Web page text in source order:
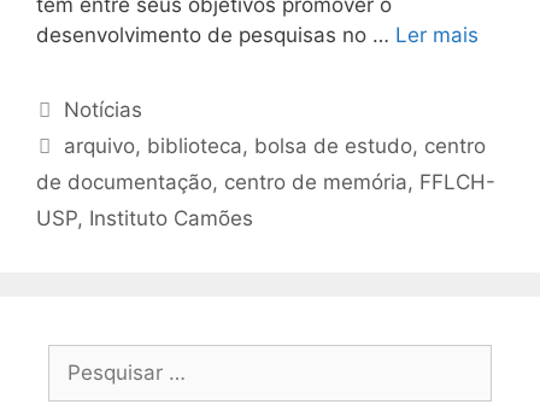
desenvolvimento de pesquisas no … Ler mais
Categorias
Notícias
Tags
arquivo, biblioteca, bolsa de estudo, centro
de documentação, centro de memória, FFLCH-
USP, Instituto Camões
por: